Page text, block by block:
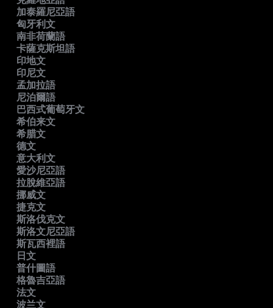
加泰羅尼亞語
匈牙利文
南非荷蘭語
卡薩克斯坦語
印地文
印尼文
孟加拉語
尼泊爾語
巴西式葡萄牙文
希伯来文
希腊文
德文
意大利文
愛沙尼亞語
拉脫維亞語
挪威文
捷克文
斯洛伐克文
斯洛文尼亞語
斯瓦西裡語
日文
普什圖語
格魯吉亞語
法文
波兰文